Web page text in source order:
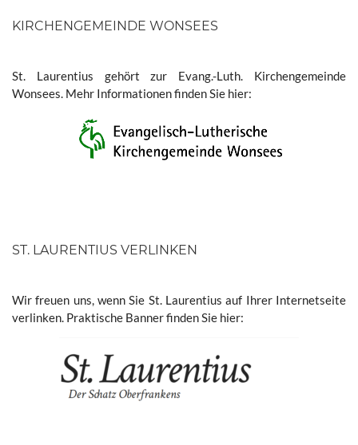
KIRCHENGEMEINDE WONSEES
St. Laurentius gehört zur Evang.-Luth. Kirchengemeinde
Wonsees. Mehr Informationen finden Sie hier:
ST. LAURENTIUS VERLINKEN
Wir freuen uns, wenn Sie St. Laurentius auf Ihrer Internetseite
verlinken. Praktische Banner finden Sie hier: